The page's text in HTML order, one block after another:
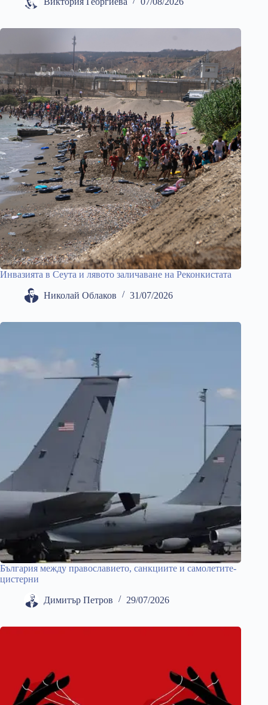
Инвазията в Сеута и лявото заличаване на Реконкистата
Николай Облаков 31/07/2026
България между православието, санкциите и самолетите-
цистерни
Димитър Петров 29/07/2026